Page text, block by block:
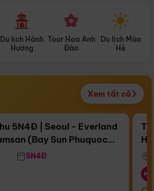
Du lịch Hành
Hương
Tour Hoa Anh
Đào
Du lịch Mùa
Hè
Xem tất cả
Điểm nổi bật
5N4Đ | Seoul - Everland
(Bay Sun Phuquoc
5N4Đ